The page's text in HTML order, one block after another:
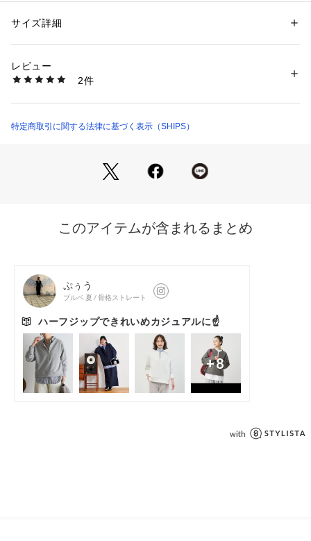
フロントヨークにリブを効かせたディテールと、ハーフジップ
ルにも馴染む一枚です。
きめ細かな起毛を施し、わたあめのような表面感を再現した起
た、着心地抜群の素材です。
デニムやワイドパンツでカジュアルな着こなしもおすすめで
生地の厚み：中間
伸縮性：有
光沢感：無
水洗い：手洗い可
-------------------------------------
※着用、洗濯時のスレで表面が毛羽立ち白っぽくなる場合があ
性別：レディース
素材：ポリエステル86%、 レーヨン12%、 ポリウレタン2%
商品番号：
722070003 （ショップ）
サイズ詳細
レビュー
2件
特定商取引に関する法律に基づく表示（SHIPS）